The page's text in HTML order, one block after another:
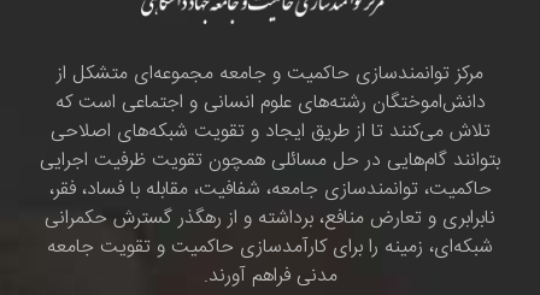
مرکز توانمندسازی حاکمیت و جامعه مجموعه‌ای متشکل از
دانش‌اموختگان رشته‌های علوم انسانی و اجتماعی است که
تلاش می‌کنند تا از طریق ایجاد و تقویت شبکه‌های اصلاحی
بتوانند گام‌هایی در حل مسائلی همچون تقویت ظرفیت اجرایی
حاکمیت، توانمندسازی جامعه، شفافیت، مقابله با فساد، فقر،
نابرابری و تعارض منافع، برداشته و از رهگذر گسترش حکمرانی
شبکه‌ای، زمینه را برای کارآمدسازی حاکمیت و تقویت جامعه
مدنی فراهم آورند.